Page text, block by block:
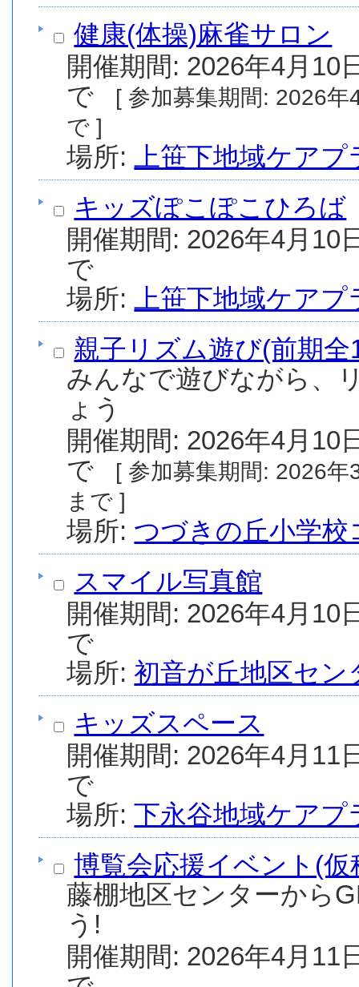
健康(体操)麻雀サロン
開催期間: 2026年4月10
[ 参加募集期間: 2026年4月9日(木) から 2027年3月12日(金) ま
で ]
場所:
上笹下地域ケアプ
キッズぽこぽこひろば
開催期間: 2026年4月10
場所:
上笹下地域ケアプ
親子リズム遊び(前期全
みんなで遊びながら、
ょう
開催期間: 2026年4月10
[ 参加募集期間: 2026年3月11日(水) から 2026年9月25日(金)
まで ]
場所: つづきの丘小学
スマイル写真館
開催期間: 2026年4月10
場所:初音が丘地区セン
キッズスペース
開催期間: 2026年4月11
場所:下永谷地域ケアプ
博覧会応援イベント(仮
藤棚地区センターから
う!
開催期間: 2026年4月11